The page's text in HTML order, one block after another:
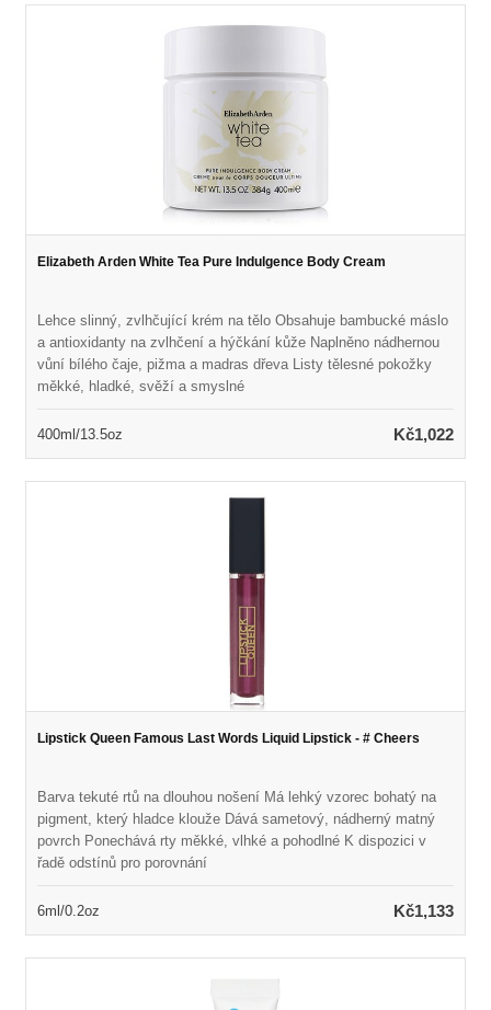
Elizabeth Arden White Tea Pure Indulgence Body Cream
Lehce slinný, zvlhčující krém na tělo Obsahuje bambucké máslo
a antioxidanty na zvlhčení a hýčkání kůže Naplněno nádhernou
vůní bílého čaje, pižma a madras dřeva Listy tělesné pokožky
měkké, hladké, svěží a smyslné
400ml/13.5oz Kč1,022
Lipstick Queen Famous Last Words Liquid Lipstick - # Cheers
Barva tekuté rtů na dlouhou nošení Má lehký vzorec bohatý na
pigment, který hladce klouže Dává sametový, nádherný matný
povrch Ponechává rty měkké, vlhké a pohodlné K dispozici v
řadě odstínů pro porovnání
6ml/0.2oz Kč1,133